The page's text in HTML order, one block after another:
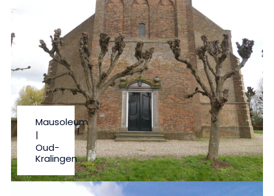
Mausoleum
|
Oud-
Kralingen